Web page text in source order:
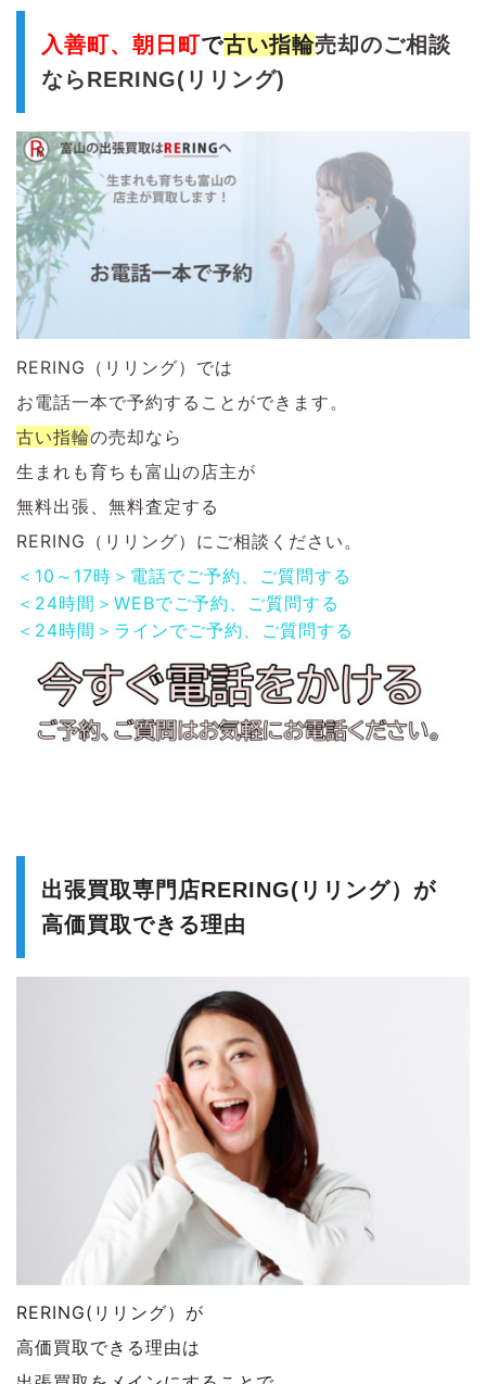
入善町、朝日町で古い指輪売却のご相談
ならRERING(リリング)
RERING（リリング）では
お電話一本で予約することができます。
古い指輪の売却なら
生まれも育ちも富山の店主が
無料出張、無料査定する
RERING（リリング）にご相談ください。
＜10～17時＞電話でご予約、ご質問する
＜24時間＞WEBでご予約、ご質問する
＜24時間＞ラインでご予約、ご質問する
出張買取専門店RERING(リリング）が
高価買取できる理由
RERING(リリング）が
高価買取できる理由は